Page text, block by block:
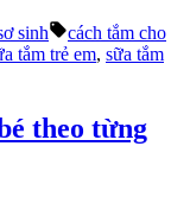
sinh Tags:
cách tắm cho
tắm trẻ em, sữa tắm
theo từng